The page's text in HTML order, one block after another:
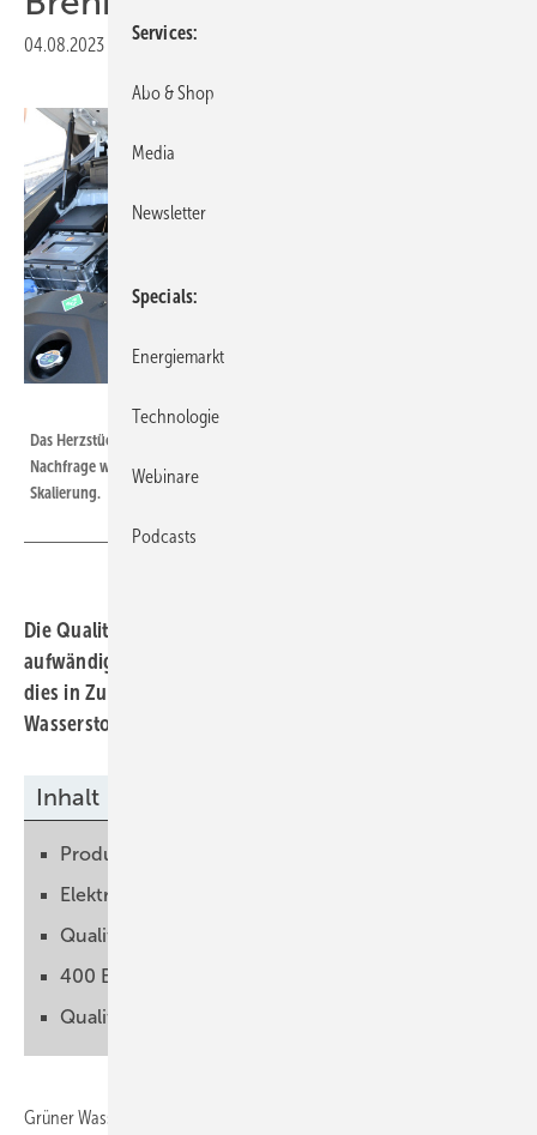
04.08.2023 Druckvorschau
Das Herzstück eines Wasserstoff-Autos ist die Brennstoffzelle. Die
Nachfrage wird steigen und die Produktion braucht eine entsprechende
Skalierung.
Die Qualitätskontrolle von Brennstoffzellen ist noch sehr
aufwändig. Eine automatische Prüfung der Stacks soll
dies in Zukunft vereinfachen, um schneller grünen
Wasserstoff nutzbar zu machen.
Inhalt
Produktion muss skaliert werden
Elektrochemische Eigenschaften bestimmen
Qualitätskontrolle ist aufwändig
400 Brennstoffzellen übereinander stapeln
Qualität am digitalen Zwilling prüfen
Grüner Wasserstoff soll im Energiesystem der Zukunft eine wichtige
Services
Abo & Shop
Media
Newsletter
Specials
Energiemarkt
Technologie
Webinare
Podcasts